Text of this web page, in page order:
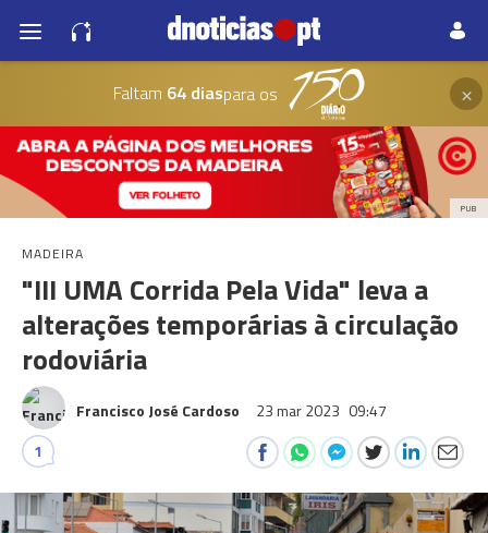
Faltam 64 diaspara os ×
PUB
MADEIRA
"III UMA Corrida Pela Vida" leva a
alterações temporárias à circulação
rodoviária
Francisco José Cardoso 23 mar 2023 09:47
1